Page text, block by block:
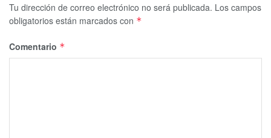
Tu dirección de correo electrónico no será publicada. Los campos
obligatorios están marcados con *
Comentario *